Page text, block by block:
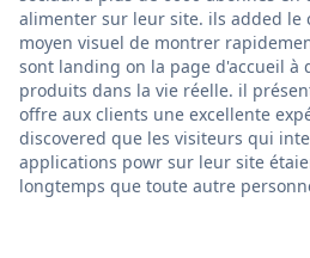
alimenter sur leur site. ils added le
moyen visuel de montrer
sont landing on la page d'accueil à
produits dans la vie réelle. il
offre aux clients une excellente
discovered que les visiteurs qui
applications powr sur leur site
longtemps que toute autre